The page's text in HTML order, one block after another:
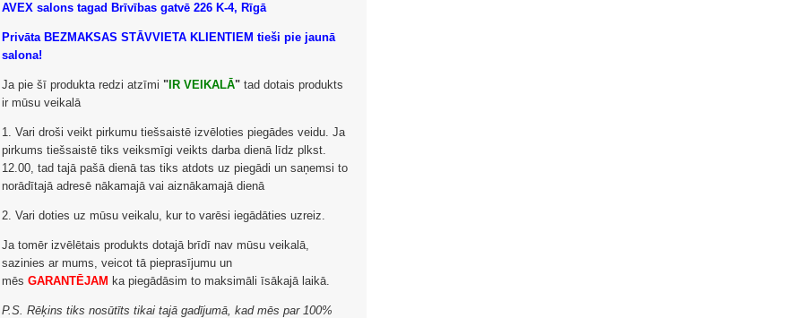
AVEX salons tagad Brīvības gatvē 226 K-4, Rīgā
Privāta BEZMAKSAS STĀVVIETA KLIENTIEM tieši pie jaunā
salona!
Ja pie šī produkta redzi atzīmi " IR VEIKALĀ" tad dotais produkts
ir mūsu veikalā
1. Vari droši veikt pirkumu tiešsaistē izvēloties piegādes veidu. Ja
pirkums tiešsaistē tiks veiksmīgi veikts darba dienā līdz plkst.
12.00, tad tajā pašā dienā tas tiks atdots uz piegādi un saņemsi to
norādītajā adresē nākamajā vai aiznākamajā dienā
2. Vari doties uz mūsu veikalu, kur to varēsi iegādāties uzreiz.
Ja tomēr izvēlētais produkts dotajā brīdī nav mūsu veikalā,
sazinies ar mums, veicot tā pieprasījumu un
mēsGARANTĒJAM ka piegādāsim to maksimāli īsākajā laikā.
P.S. Rēķins tiks nosūtīts tikai tajā gadījumā, kad mēs par 100%